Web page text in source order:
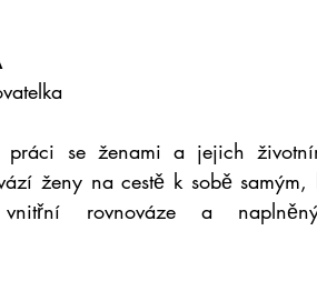
práci se ženami a jejich
ženy na cestě k sobě samým,
rovnováze a